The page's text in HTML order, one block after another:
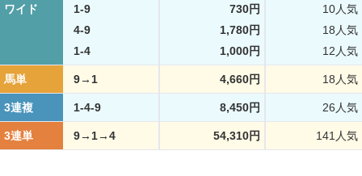
ワイド 1-9 730円
10人気
4-9
1,780円
18人気
1-4
1,000円 12人気
馬単 9→1 4,660円 18人気
3連複 1-4-9 8,450円 26人気
3連単 9→1→4 54,310円 141人気